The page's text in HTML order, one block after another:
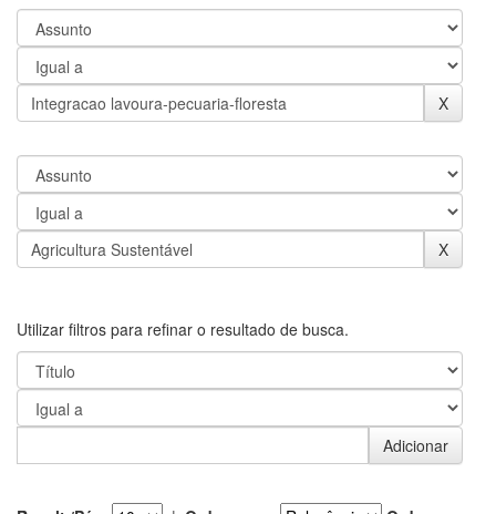
Utilizar filtros para refinar o resultado de busca.